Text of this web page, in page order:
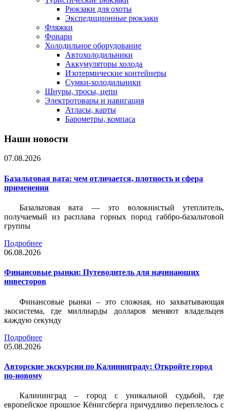
Рюкзаки для охоты
Экспедиционные рюкзаки
Фляжки
Фонари
Холодильное оборудование
Автохолодильники
Аккумуляторы холода
Изотермические контейнеры
Сумки-холодильники
Шнуры, тросы, цепи
Электротовары и навигация
Атласы, карты
Барометры, компаса
Наши новости
07.08.2026
Базальтовая вата: чем отличается, плотность и сфера
применения
Базальтовая вата — это волокнистый утеплитель,
получаемый из расплава горных пород габбро-базальтовой
группы
Подробнее
06.08.2026
Финансовые рынки: Путеводитель для начинающих
инвесторов
Финансовые рынки – это сложная, но захватывающая
экосистема, где миллиарды долларов меняют владельцев
каждую секунду
Подробнее
05.08.2026
Авторские экскурсии по Калининграду: Откройте город
по-новому
Калининград – город с уникальной судьбой, где
европейское прошлое Кёнигсберга причудливо переплелось с